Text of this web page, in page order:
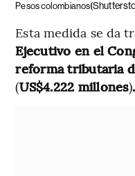
Pesos colombianos
Esta medida se da
Ejecutivo en el
reforma tributaria
(US$4.222 millones).